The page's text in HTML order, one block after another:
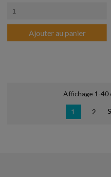
Ajouter au panier
Affichage 1-40
1 2